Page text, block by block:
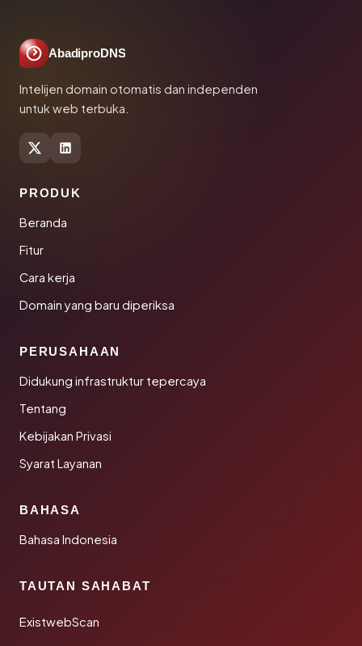
AbadiproDNS
Intelijen domain otomatis dan independen
untuk web terbuka.
PRODUK
Beranda
Fitur
Cara kerja
Domain yang baru diperiksa
PERUSAHAAN
Didukung infrastruktur tepercaya
Tentang
Kebijakan Privasi
Syarat Layanan
BAHASA
Bahasa Indonesia
TAUTAN SAHABAT
ExistwebScan